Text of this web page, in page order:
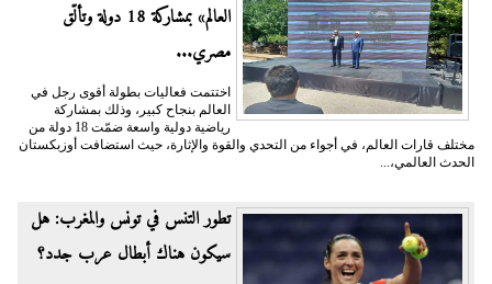
العالم» بمشاركة 18 دولة وتألّق
مصري...
اختتمت فعاليات بطولة أقوى رجل في
العالم بنجاح كبير، وذلك بمشاركة
رياضية دولية واسعة ضمّت 18 دولة من
مختلف قارات العالم، في أجواء من التحدي والقوة والإثارة، حيث استضافت أوزبكستان
الحدث العالمي،...
تطور التنس في تونس والمغرب: هل
سيكون هناك أبطال عرب جدد؟